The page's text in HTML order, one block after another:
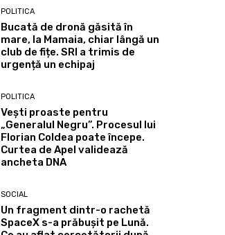
POLITICA
Bucată de dronă găsită în
mare, la Mamaia, chiar lângă un
club de fițe. SRI a trimis de
urgență un echipaj
POLITICA
Vești proaste pentru
„Generalul Negru”. Procesul lui
Florian Coldea poate începe.
Curtea de Apel validează
ancheta DNA
SOCIAL
Un fragment dintr-o rachetă
SpaceX s-a prăbușit pe Lună.